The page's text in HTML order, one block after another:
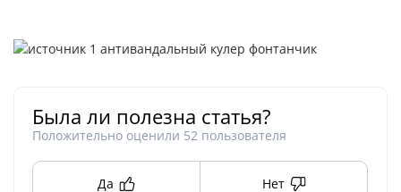
Была ли полезна статья?
Положительно оценили 52 пользователя
Да Нет